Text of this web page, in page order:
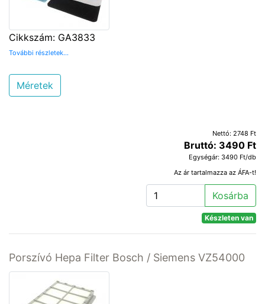
Cikkszám: GA3833
További részletek...
Méretek
Nettó: 2748 Ft
Bruttó: 3490 Ft
Egységár: 3490 Ft/db
Az ár tartalmazza az ÁFA-t!
Kosárba
Készleten van
Porszívó Hepa Filter Bosch / Siemens VZ54000